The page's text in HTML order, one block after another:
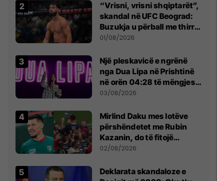
“Vrisni, vrisni shqiptarët”,
skandal në UFC Beograd:
Buzukja u përball me thirrje
anti-shqiptare nga
01/08/2026
Një pleskavicë e ngrënë
nga Dua Lipa në Prishtinë
në orën 04:28 të mëngjesit
- dhe bota digjitale serbe
03/08/2026
Mirlind Daku mes lotëve
përshëndetet me Rubin
Kazanin, do të fitojë
miliona te Spartak Moska
02/08/2026
​Deklarata skandaloze e